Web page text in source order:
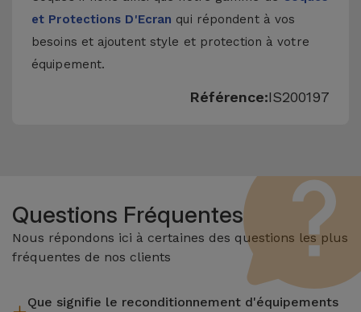
et Protections D'Ecran qui répondent à vos
besoins et ajoutent style et protection à votre
équipement.
Référence:IS200197
Questions Fréquentes
Nous répondons ici à certaines des questions les plus
fréquentes de nos clients
Que signifie le reconditionnement d'équipements